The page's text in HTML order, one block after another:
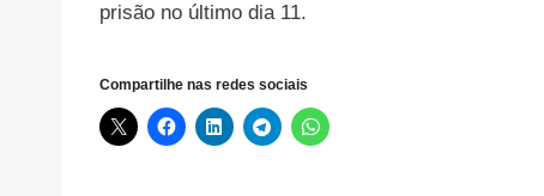
prisão no último dia 11.
Compartilhe nas redes sociais